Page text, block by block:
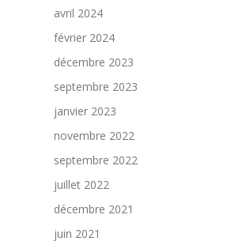
avril 2024
février 2024
décembre 2023
septembre 2023
janvier 2023
novembre 2022
septembre 2022
juillet 2022
décembre 2021
juin 2021